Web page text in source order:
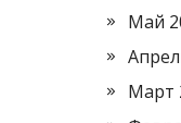
Май
Март